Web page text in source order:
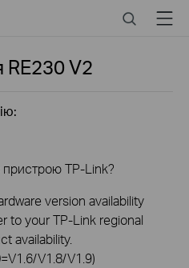
SearchMenu
RE230V2
пристрою TP-Link?
version availability
to your TP-Link regional
availability.
V1.8/V1.9)